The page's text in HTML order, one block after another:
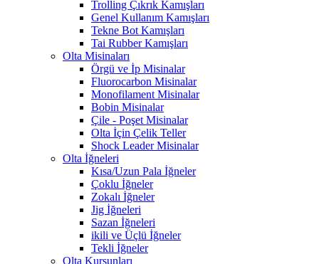
Trolling Çıkrık Kamışları
Genel Kullanım Kamışları
Tekne Bot Kamışları
Tai Rubber Kamışları
Olta Misinaları
Örgü ve İp Misinalar
Fluorocarbon Misinalar
Monofilament Misinalar
Bobin Misinalar
Çile - Poşet Misinalar
Olta İçin Çelik Teller
Shock Leader Misinalar
Olta İğneleri
Kısa/Uzun Pala İğneler
Çoklu İğneler
Zokalı İğneler
Jig İğneleri
Sazan İğneleri
ikili ve Üçlü İğneler
Tekli İğneler
Olta Kurşunları